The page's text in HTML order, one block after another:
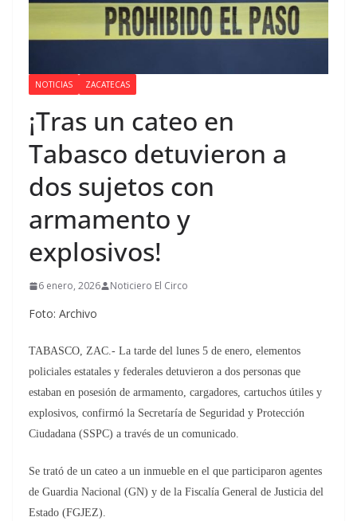
NOTICIAS ZACATECAS
¡Tras un cateo en
Tabasco detuvieron a
dos sujetos con
armamento y
explosivos!
6 enero, 2026 Noticiero El Circo
Foto: Archivo
TABASCO, ZAC.- La tarde del lunes 5 de enero, elementos
policiales estatales y federales detuvieron a dos personas que
estaban en posesión de armamento, cargadores, cartuchos útiles y
explosivos, confirmó la Secretaría de Seguridad y Protección
Ciudadana (SSPC) a través de un comunicado.
Se trató de un cateo a un inmueble en el que participaron agentes
de Guardia Nacional (GN) y de la Fiscalía General de Justicia del
Estado (FGJEZ).